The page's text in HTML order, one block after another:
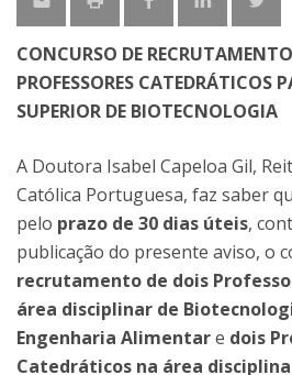
CONCURSO DE
PROFESSORES CATEDRÁTICOS
SUPERIOR DE BIOTECNOLOGIA
A Doutora Isabel Capeloa Gil,
Católica Portuguesa, faz saber
pelo prazo de 30 dias úteis,
publicação do presente aviso, o
recrutamento de dois
área disciplinar de
Engenharia Alimentare dois
Catedráticos na área